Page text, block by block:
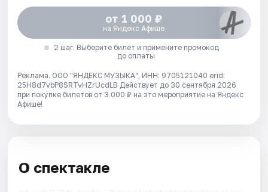
от 1 000 ₽
на Яндекс Афише
2 шаг. Выберите билет и примените промокод
до оплаты
Реклама. ООО "ЯНДЕКС МУЗЫКА", ИНН: 9705121040 erid:
25H8d7vbP8SRTvHZrUcdLB Действует до 30 сентября 2026
при покупке билетов от 3 000 ₽ на это мероприятие на Яндекс
Афише!
О спектакле